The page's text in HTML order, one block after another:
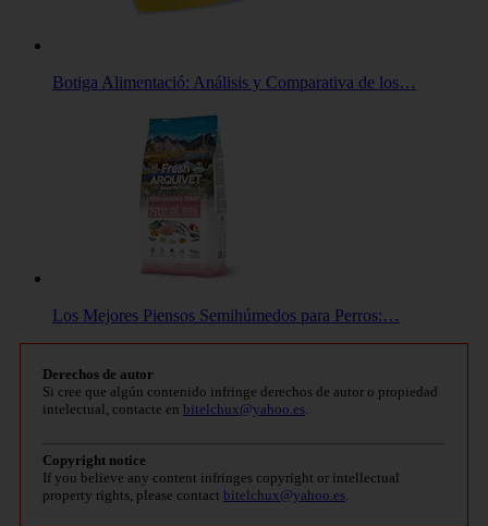
Botiga Alimentació: Análisis y Comparativa de los…
Los Mejores Piensos Semihúmedos para Perros:…
Derechos de autor
Si cree que algún contenido infringe derechos de autor o propiedad
intelectual, contacte en bitelchux@yahoo.es.
Copyright notice
If you believe any content infringes copyright or intellectual
property rights, please contact bitelchux@yahoo.es.